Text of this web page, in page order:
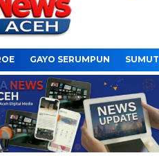
GAYO SERUMPUN SUMUT